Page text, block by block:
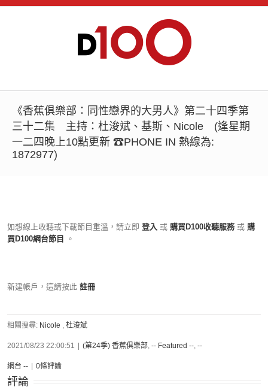
《香蕉俱樂部：同性戀界的大男人》第二十四季第
三十二集 主持：杜浚斌、基斯、Nicole (逢星期
一二四晚上10點更新 ☎PHONE IN 熱線為:
1872977)
如想線上收聽或下載節目重溫，請立即 登入 或 購買D100收聽服務 或 購
買D100網台節目
。
新建帳戶，這請按此 註冊
相關搜尋: Nicole , 杜浚斌
2021/08/23 22:00:51 (第24季) 香蕉俱樂部, -- Featured --, --
網台 -- 0條評論
評論